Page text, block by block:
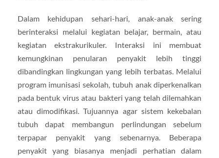
Dalam kehidupan sehari-hari, anak-anak sering
berinteraksi melalui kegiatan belajar, bermain, atau
kegiatan ekstrakurikuler. Interaksi ini membuat
kemungkinan penularan penyakit lebih tinggi
dibandingkan lingkungan yang lebih terbatas. Melalui
program imunisasi sekolah, tubuh anak diperkenalkan
pada bentuk virus atau bakteri yang telah dilemahkan
atau dimodifikasi. Tujuannya agar sistem kekebalan
tubuh dapat membangun perlindungan sebelum
terpapar penyakit yang sebenarnya. Beberapa
penyakit yang biasanya menjadi perhatian dalam